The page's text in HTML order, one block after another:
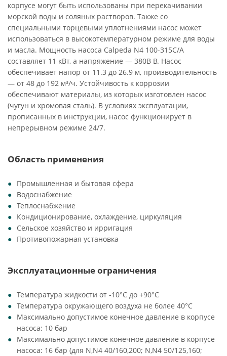
корпусе могут быть использованы при перекачивании
морской воды и соляных растворов. Также со
специальными торцевыми уплотнениями насос может
использоваться в высокотемпературном режиме для воды
и масла. Мощность насоса Calpeda N4 100-315C/A
составляет 11 кВт, а напряжение — 380В В. Насос
обеспечивает напор от 11.3 до 26.9 м, производительность
— от 48 до 192 м³/ч. Устойчивость к коррозии
обеспечивают материалы, из которых изготовлен насос
(чугун и хромовая сталь). В условиях эксплуатации,
прописанных в инструкции, насос функционирует в
непрерывном режиме 24/7.
Область применения
Промышленная и бытовая сфера
Водоснабжение
Теплоснабжение
Кондиционирование, охлаждение, циркуляция
Сельское хозяйство и ирригация
Противопожарная установка
Эксплуатационные ограничения
Температура жидкости от -10°C до +90°C
Температура окружающего воздуха не более 40°C
Максимально допустимое конечное давление в корпусе
насоса: 10 бар
Максимально допустимое конечное давление в корпусе
насоса: 16 бар (для N,N4 40/160,200; N,N4 50/125,160;